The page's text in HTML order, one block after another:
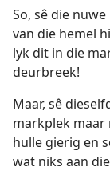
So, sê die
van die hemel
lyk dit in die
deurbreek!
Maar, sê
markplek maar
hulle gierig en
wat niks aan